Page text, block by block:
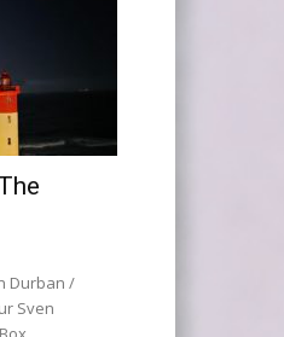
Durban /
Sven